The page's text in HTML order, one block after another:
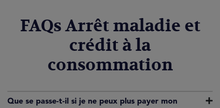
FAQs Arrêt maladie et
crédit à la
consommation
Que se passe-t-il si je ne peux plus payer mon